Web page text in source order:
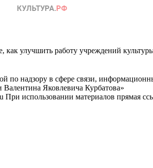
улучшить работу учреждений
надзору в сфере связи,
Валентина Яковлевича Курбатова»
При использовании материалов прямая